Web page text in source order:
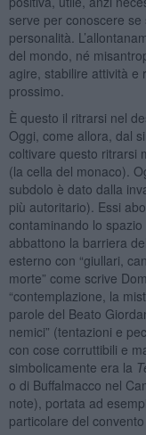
serve per conoscere
personalità.
del mondo, né
agire, stabilire attività e
prossimo.
È questo il ritrarsi nel
Oggi, come allora, dal
coltivare questo ritrarsi
(la cella del monaco).
subdolo è dato dalla
più autoritario). Essi
contaminando lo
abbattono la barriera
esterno con “giullari,
morte” come scrive
“contemplazione, la
parole del Beato
nemici” (tentazioni e
con cose corruttibili e
simbolicamente era la
o di Buffalmacco nel
note), portata ad
particolare del